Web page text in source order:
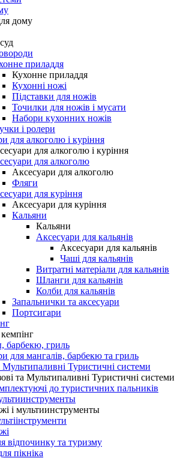
дому
приладдя
Кухонне приладдя
Кухонні ножі
Підставки для ножів
Точилки для ножів і мусати
Набори кухонних ножів
і ролери
для алкоголю і куріння
для алкоголю і куріння
для алкоголю
Аксесуари для алкоголю
Фляги
для куріння
Аксесуари для куріння
Кальяни
Кальяни
Аксесуари для кальянів
Аксесуари для кальянів
Чаші для кальянів
Витратні матеріали для кальянів
Шланги для кальянів
Колби для кальянів
Запальнички та аксесуари
Портсигари
барбекю, гриль
для мангалів, барбекю та гриль
Мультипаливні Туристичні системи
та Мультипаливні Туристичні системи
до туристичних пальників
і мультиинструменты
відпочинку та туризму
пікніка